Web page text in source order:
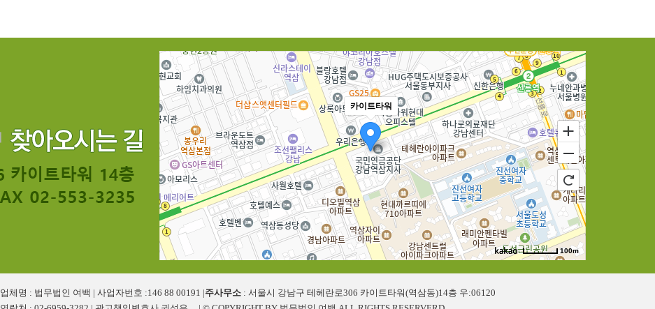
카이트타워
100m
업체명 : 법무법인 여백 | 사업자번호 :146 88 00191 |주사무소 : 서울시 강남구 테헤란로306 카이트타워(역삼동)14층 우:06120